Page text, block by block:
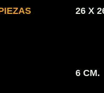
26 X
6 CM.